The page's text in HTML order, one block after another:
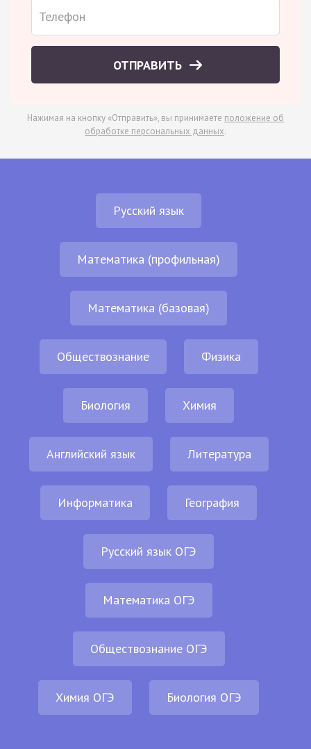
ОТПРАВИТЬ
Нажимая на кнопку «Отправить», вы принимаете положение об
обработке персональных данных.
Русский язык
Математика (профильная)
Математика (базовая)
Обществознание Физика
Биология Химия
Английский язык Литература
Информатика География
Русский язык ОГЭ
Математика ОГЭ
Обществознание ОГЭ
Химия ОГЭ Биология ОГЭ